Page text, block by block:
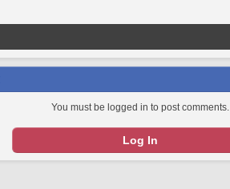
You must be logged in to post comments.
Log In